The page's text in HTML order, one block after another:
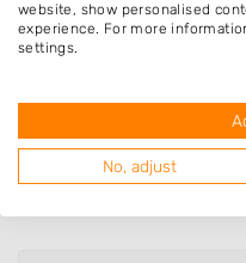
Op 2,60 km afstand
Oude Beekbergerweg 3
7331HL Apeldoorn
Op 2,63 km afstand
website, show personalised
experience. For more
settings.
No, adjust